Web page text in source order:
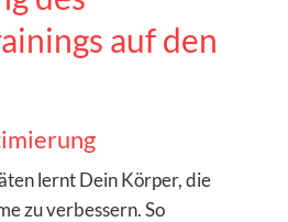
auf den
lernt Dein Körper, die
zu verbessern. So